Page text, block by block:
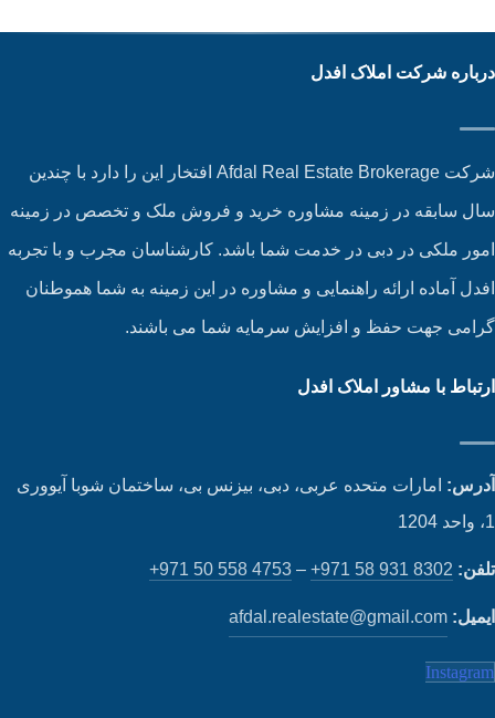
شرکت املاک افدل
شرکت Afdal Real Estate Brokerage افتخار این را دارد با چندین
سابقه در زمینه مشاوره خرید و فروش ملک و تخصص در زمینه
ملکی در دبی در خدمت شما باشد. کارشناسان مجرب و با تجربه
آماده ارائه راهنمایی و مشاوره در این زمینه به شما هموطنان
جهت حفظ و افزایش سرمایه شما می باشند.
با مشاور املاک افدل
امارات متحده عربی، دبی، بیزنس بی، ساختمان شوبا آیووری
+971 50 558 4753–+971 58 931 8302
afdal.realestate@gmail.com